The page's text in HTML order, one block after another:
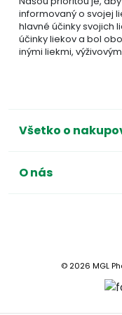
Kategórie:
ADC Klasifikácia:
informovaný o svojej
hlavné účinky svojich
účinky liekov a bol
inými liekmi,
Všetko o
O nás
© 2026 MGL